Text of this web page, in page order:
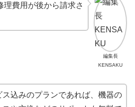
編集長
KENSAKU
理費用が後から請求さ
ス込みのプランであれば、機器の